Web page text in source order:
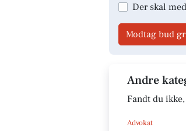
Der skal
Modtag bud
Andre
Fandt du
Advokat